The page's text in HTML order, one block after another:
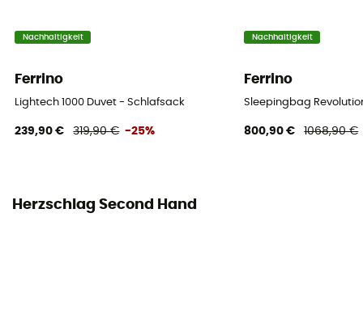
Nachhaltigkeit
Ferrino
Lightech 1000 Duvet - Schlafsack
239,90 € 319,90 € -25%
Nachhaltigkeit
Ferrino
Sleepingbag
800,90 € 1068,90 €
Herzschlag Second Hand